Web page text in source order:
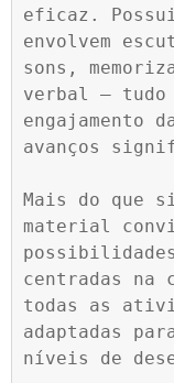
eficaz.
envolvem
sons,
verbal — tudo
engajamento
avanços
Mais do que
material
centradas na
todas as
adaptadas
níveis de